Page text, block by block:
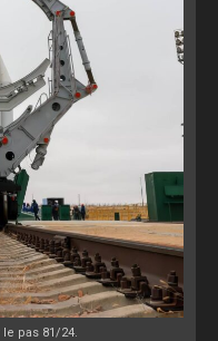
pas 81/24.